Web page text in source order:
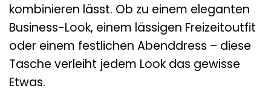
kombinieren lässt. Ob zu einem eleganten
Business-Look, einem lässigen Freizeitoutfit
oder einem festlichen Abenddress – diese
Tasche verleiht jedem Look das gewisse
Etwas.